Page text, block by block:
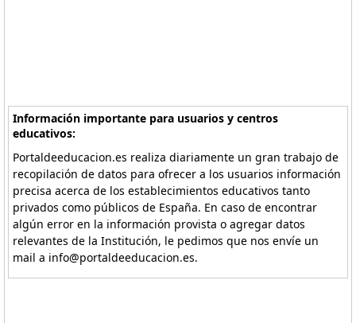
Información importante para usuarios y centros
educativos:
Portaldeeducacion.es realiza diariamente un gran trabajo de
recopilación de datos para ofrecer a los usuarios información
precisa acerca de los establecimientos educativos tanto
privados como públicos de España. En caso de encontrar
algún error en la información provista o agregar datos
relevantes de la Institución, le pedimos que nos envíe un
mail a info@portaldeeducacion.es.